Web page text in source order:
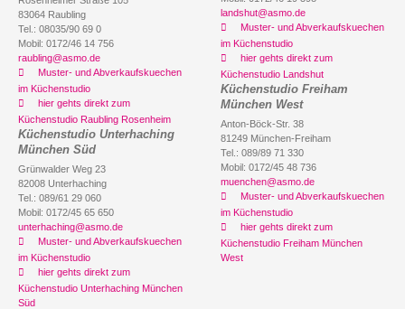
83064 Raubling
Tel.: 08035/90 69 0
Mobil: 0172/46 14 756
raubling@asmo.de
Muster- und Abverkaufskuechen
im Küchenstudio
hier gehts direkt zum
Küchenstudio Raubling Rosenheim
Küchenstudio Unterhaching
München Süd
Grünwalder Weg 23
82008 Unterhaching
Tel.: 089/61 29 060
Mobil: 0172/45 65 650
unterhaching@asmo.de
Muster- und Abverkaufskuechen
im Küchenstudio
hier gehts direkt zum
Küchenstudio Unterhaching München
Süd
landshut@asmo.de
Muster- und Abverkaufskuechen
im Küchenstudio
hier gehts direkt zum
Küchenstudio Landshut
Küchenstudio Freiham
München West
Anton-Böck-Str. 38
81249 München-Freiham
Tel.: 089/89 71 330
Mobil: 0172/45 48 736
muenchen@asmo.de
Muster- und Abverkaufskuechen
im Küchenstudio
hier gehts direkt zum
Küchenstudio Freiham München
West